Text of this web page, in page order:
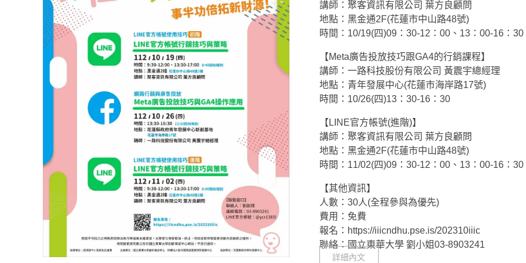
講師：聚客資訊有限公司 葉方良顧問
地點：黑金通2F(花蓮市中山路48號)
時間：10/19(四)09：30-12：00、13：00-16：30
【Meta廣告投放技巧跟GA4的行銷課程】
講師：一路科技股份有限公司 黃震宇總經理
地點：青年發展中心(花蓮市海岸路17號)
時間：10/26(四)13：30-16：30
【LINE官方帳號(進階)】
講師：聚客資訊有限公司 葉方良顧問
地點：黑金通2F(花蓮市中山路48號)
時間：11/02(四)09：30-12：00、13：00-16：30
【其他資訊】
人數：30人(全程參與為優先)
費用：免費
報名：https://iiicndhu.pse.is/202310iiic
聯絡：國立東華大學 劉小姐03-8903241
詳細內文